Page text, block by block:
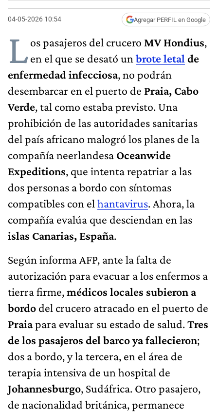
04-05-2026 10:54 Agregar PERFIL en Google
Los pasajeros del crucero MV Hondius,
en el que se desató un brote letal de
enfermedad infecciosa, no podrán
desembarcar en el puerto de Praia, Cabo
Verde, tal como estaba previsto. Una
prohibición de las autoridades sanitarias
del país africano malogró los planes de la
compañía neerlandesa Oceanwide
Expeditions, que intenta repatriar a las
dos personas a bordo con síntomas
compatibles con el hantavirus. Ahora, la
compañía evalúa que desciendan en las
islas Canarias, España.
Según informa AFP, ante la falta de
autorización para evacuar a los enfermos a
tierra firme,médicos locales subieron a
bordo del crucero atracado en el puerto de
Praiapara evaluar su estado de salud.Tres
de los pasajeros del barco ya fallecieron;
dos a bordo, y la tercera, en el área de
terapia intensiva de un hospital de
Johannesburgo, Sudáfrica. Otro pasajero,
de nacionalidad británica, permanece